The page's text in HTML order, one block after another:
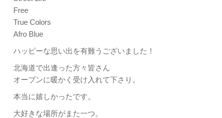
Free
True Colors
Afro Blue
ハッピーな思い出を有難うございました！
北海道で出逢った方々皆さん
オープンに暖かく受け入れて下さり。
本当に嬉しかったです。
大好きな場所がまた一つ。